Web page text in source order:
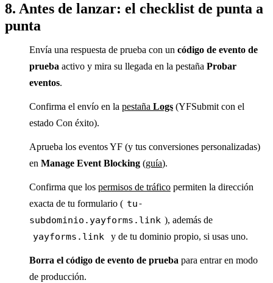
8. Antes de lanzar: el checklist de punta a
punta
Envía una respuesta de prueba con un código de evento de
prueba activo y mira su llegada en la pestaña Probar
eventos.
Confirma el envío en la pestaña Logs (YFSubmit con el
estado Con éxito).
Aprueba los eventos YF (y tus conversiones personalizadas)
en Manage Event Blocking (guía).
Confirma que los permisos de tráfico permiten la dirección
exacta de tu formulario ( tu-
subdominio.yayforms.link ), además de
yayforms.link
y de tu dominio propio, si usas uno.
Borra el código de evento de prueba para entrar en modo
de producción.